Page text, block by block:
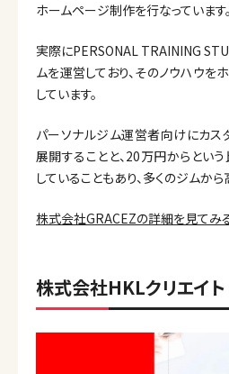
ホームページ制作を行なっています。
実際にPERSONAL TRAINING
ムを運営しており、そのノウハウ
しています。
パーソナルジム運営者向けにカス
展開することと、20万円からとい
していることもあり、多くのジムか
株式会社GRACEZの詳細を見てみ
株式会社HKLクリエイト